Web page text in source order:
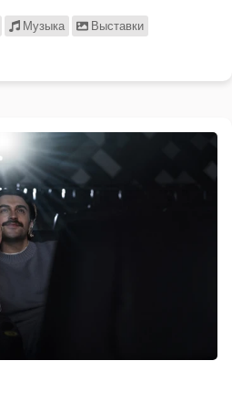
Музыка
Выставки